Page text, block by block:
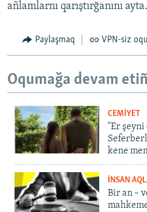
añlamlarnı qarıştırğanını ayta.
Paylaşmaq VPN-siz
Oqumağa devam
CEMİYET
"Er
kene
İNSAN
Bir an –